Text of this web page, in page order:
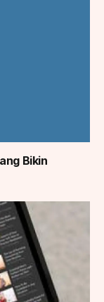
Bikin